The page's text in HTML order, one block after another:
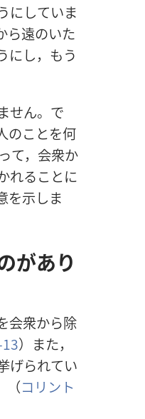
にしていま
ら遠のいた
にし，もう
せん。で
のことを何
て， 会衆か
れることに
を示しま
があり
会衆から除
）また，
げられてい
（コリント